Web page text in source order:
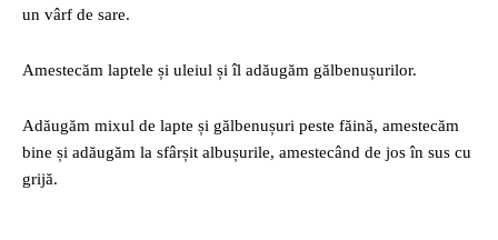
un vârf de sare.
Amestecăm laptele și uleiul și îl adăugăm gălbenușurilor.
Adăugăm mixul de lapte și gălbenușuri peste făină, amestecăm
bine și adăugăm la sfârșit albușurile, amestecând de jos în sus cu
grijă.